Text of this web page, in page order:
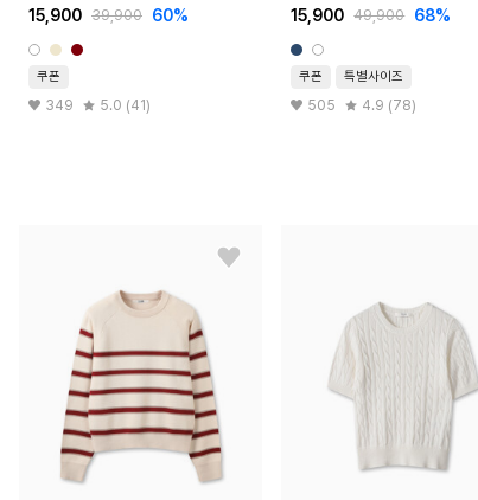
15,900 39,900 60%
쿠폰
349 5.0 (41)
15,900 49,900 68%
쿠폰 특별사이즈
505 4.9 (78)